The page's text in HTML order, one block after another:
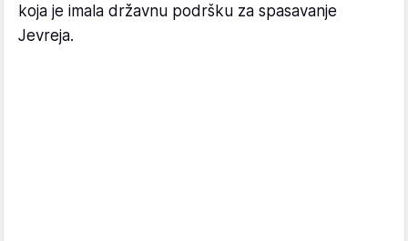
koja je imala državnu podršku za spasavanje
Jevreja.